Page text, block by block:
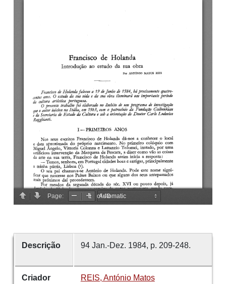
Descrição 94 Jan.-Dez. 1984, p. 209-248.
Criador REIS, António Matos